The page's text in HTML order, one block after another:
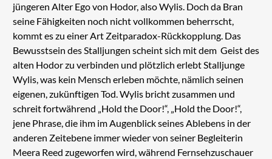
jüngeren Alter Ego von Hodor, also Wylis. Doch da Bran
seine Fähigkeiten noch nicht vollkommen beherrscht,
kommt es zu einer Art Zeitparadox-Rückkopplung. Das
Bewusstsein des Stalljungen scheint sich mit dem Geist des
alten Hodor zu verbinden und plötzlich erlebt Stalljunge
Wylis, was kein Mensch erleben möchte, nämlich seinen
eigenen, zukünftigen Tod. Wylis bricht zusammen und
schreit fortwährend „Hold the Door!“, „Hold the Door!“,
jene Phrase, die ihm im Augenblick seines Ablebens in der
anderen Zeitebene immer wieder von seiner Begleiterin
Meera Reed zugeworfen wird, während Fernsehzuschauer